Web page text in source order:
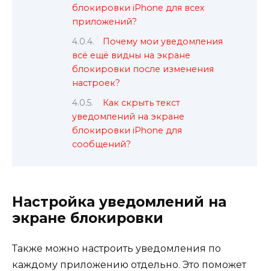
блокировки iPhone для всех
приложений?
Почему мои уведомления
всё ещё видны на экране
блокировки после изменения
настроек?
Как скрыть текст
уведомлений на экране
блокировки iPhone для
сообщений?
Настройка уведомлений на
экране блокировки
Также можно настроить уведомления по
каждому приложению отдельно. Это поможет